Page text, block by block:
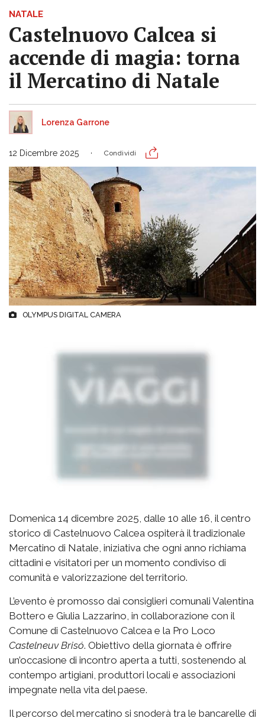
NATALE
Castelnuovo Calcea si
accende di magia: torna
il Mercatino di Natale
Lorenza Garrone
12 Dicembre 2025 Condividi
OLYMPUS DIGITAL CAMERA
Domenica 14 dicembre 2025, dalle 10 alle 16, il centro
storico di Castelnuovo Calcea ospiterà il tradizionale
Mercatino di Natale, iniziativa che ogni anno richiama
cittadini e visitatori per un momento condiviso di
comunità e valorizzazione del territorio.
L’evento è promosso dai consiglieri comunali Valentina
Bottero e Giulia Lazzarino, in collaborazione con il
Comune di Castelnuovo Calcea e la Pro Loco
Castelneuv Brisó. Obiettivo della giornata è offrire
un’occasione di incontro aperta a tutti, sostenendo al
contempo artigiani, produttori locali e associazioni
impegnate nella vita del paese.
Il percorso del mercatino si snoderà tra le bancarelle di